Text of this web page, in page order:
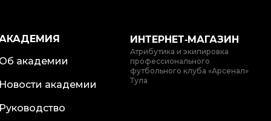
академии
академии
ИНТЕРНЕТ‑МАГАЗИН
Атрибутика и экипировка
профессионального
футбольного клуба «Арсенал»
Тула